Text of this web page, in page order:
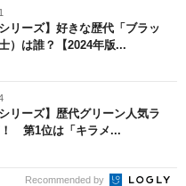
リーズ】好きな歴代「ブラッ
）は誰？【2024年版...
リーズ】歴代グリーン人気ラ
！ 第1位は「キラメ...
Recommended by